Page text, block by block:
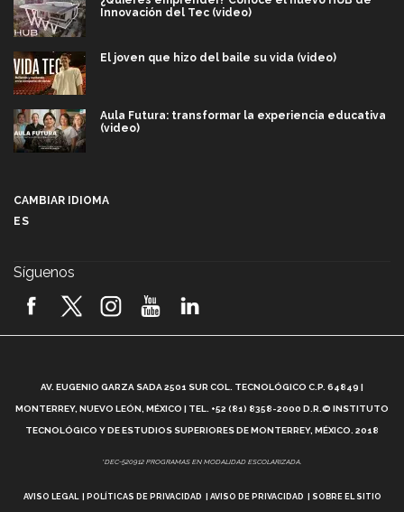
Innovación del Tec (video)
El joven que hizo del baile su vida (video)
Aula Futura: transformar la experiencia educativa
(video)
2026! (video)
¿Cómo es el Modelo Educativo Tec? (video)
Vida Tec: Feminismo e Inteligencia Artificial, Paola
CAMBIAR IDIOMA
ES
Síguenos
AV. EUGENIO GARZA SADA 2501 SUR COL. TECNOLÓGICO C.P. 64849 |
MONTERREY, NUEVO LEÓN, MÉXICO | TEL. +52 (81) 8358-2000 D.R.© INSTITUTO
TECNOLÓGICO Y DE ESTUDIOS SUPERIORES DE MONTERREY, MÉXICO. 2018
*DEC-520912 PROGRAMAS EN MODALIDAD ESCOLARIZADA.
AVISO LEGAL POLÍTICAS DE PRIVACIDAD AVISO DE PRIVACIDAD SOBRE EL SITIO